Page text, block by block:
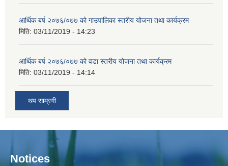
आर्थिक बर्ष २०७६/०७७ को गाउपालिका स्तरीय योजना तथा कार्यक्रम
मिति: 03/11/2019 - 14:23
आर्थिक बर्ष २०७६/०७७ को वडा स्तरीय योजना तथा कार्यक्रम
मिति: 03/11/2019 - 14:14
थप साम्रगी
Notices